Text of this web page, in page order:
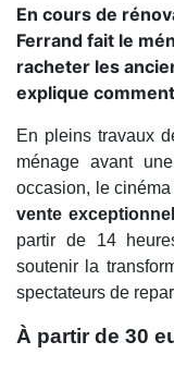
En cours de
Ferrand fait le
racheter les
explique
En pleins travaux
ménage avant
occasion, le
vente
partir de 14
soutenir la
spectateurs de
À partir de 30